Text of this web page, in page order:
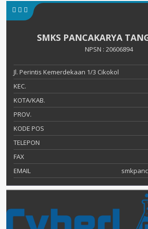
SMKS PANCAKARYA
NPSN : 20606894
Jl. Perintis Kemerdekaan 1/3 Cikokol
KEC.
KOTA/KAB.
PROV.
KODE POS
TELEPON
FAX
EMAIL